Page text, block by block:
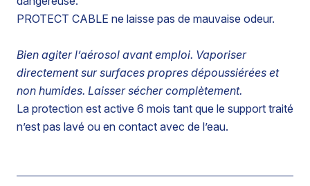
PROTECT CABLE ne laisse pas de mauvaise odeur.
Bien agiter l’aérosol avant emploi. Vaporiser
directement sur surfaces propres dépoussiérées et
non humides. Laisser sécher complètement.
La protection est active 6 mois tant que le support traité
n’est pas lavé ou en contact avec de l’eau.